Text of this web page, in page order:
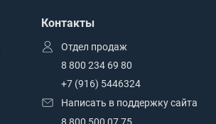
Контакты
Отдел продаж
8 800 234 69 80
+7 (916) 5446324
Написать в поддержку сайта